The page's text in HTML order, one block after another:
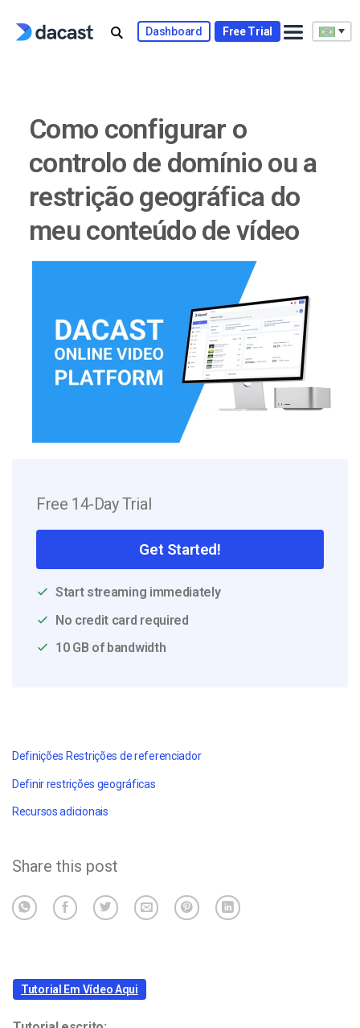
Dashboard Free Trial
Como configurar o
controlo de domínio ou a
restrição geográfica do
meu conteúdo de vídeo
Free 14-Day Trial
Get Started!
Start streaming immediately
No credit card required
10 GB of bandwidth
Definições Restrições de referenciador
Definir restrições geográficas
Recursos adicionais
Share this post
Tutorial Em Vídeo Aqui